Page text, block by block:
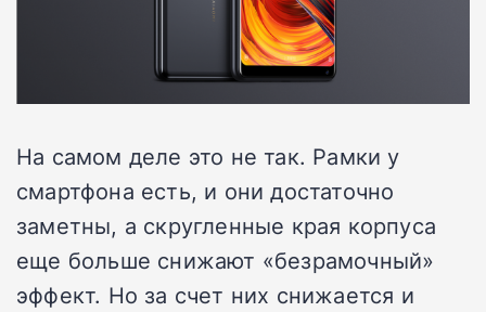
На самом деле это не так. Рамки у
смартфона есть, и они достаточно
заметны, а скругленные края корпуса
еще больше снижают «безрамочный»
эффект. Но за счет них снижается и